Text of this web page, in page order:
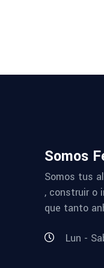
Somos
Somos tus
, construir o
que tanto
Lun -